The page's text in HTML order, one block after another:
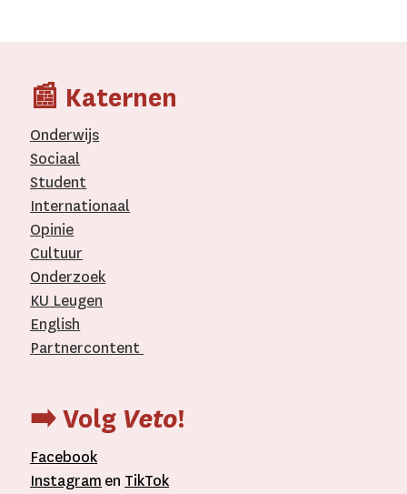
📰 Katernen
Onderwijs
Sociaal
Student
Internationaal­
Opinie
Cultuur
Onderzoek
KU Leugen
English
Partnercontent
➡️ Volg Veto!
Facebook
Instagram en TikTok